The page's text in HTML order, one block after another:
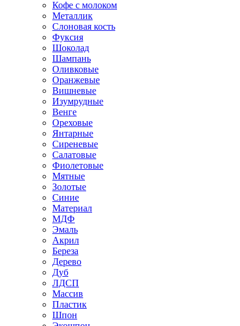
Кофе с молоком
Металлик
Слоновая кость
Фуксия
Шоколад
Шампань
Оливковые
Оранжевые
Вишневые
Изумрудные
Венге
Ореховые
Янтарные
Сиреневые
Салатовые
Фиолетовые
Мятные
Золотые
Синие
Материал
МДФ
Эмаль
Акрил
Береза
Дерево
Дуб
ЛДСП
Массив
Пластик
Шпон